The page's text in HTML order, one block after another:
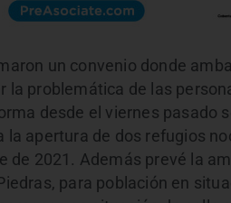
un convenio donde
problemática de las
desde el viernes pasado
la apertura de dos refugios
de 2021. Además prevé la
para población en